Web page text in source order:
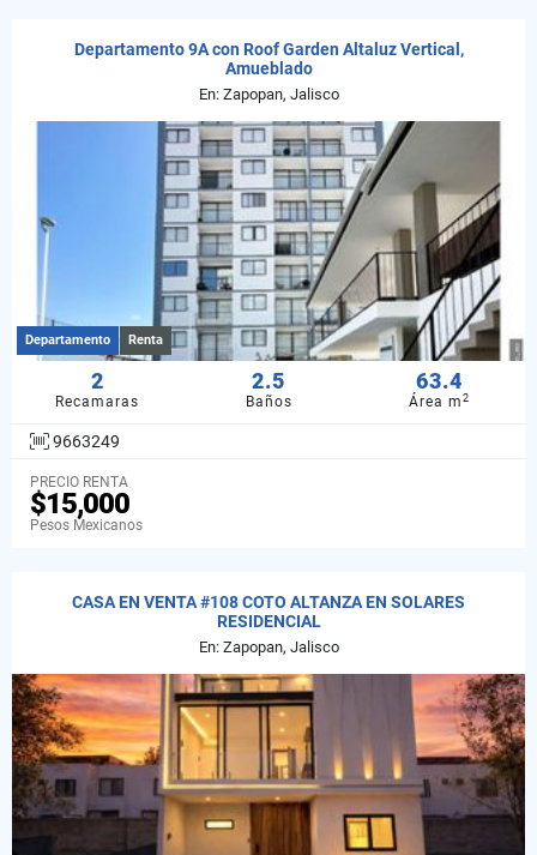
Departamento 9A con Roof Garden Altaluz Vertical,
Amueblado
En: Zapopan, Jalisco
Departamento Renta
2
Recamaras
2.5
Baños
63.4
Área m2
9663249
PRECIO RENTA
$15,000
Pesos Mexicanos
CASA EN VENTA #108 COTO ALTANZA EN SOLARES
RESIDENCIAL
En: Zapopan, Jalisco